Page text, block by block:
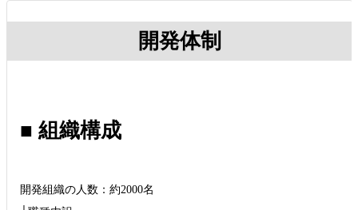
開発体制
■ 組織構成
開発組織の人数：約2000名